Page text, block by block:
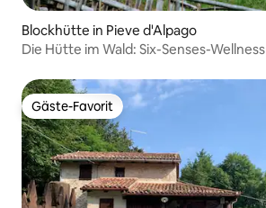
Blockhütte in Pieve d'Alpago
Die Hütte im Wald: Six-Senses-Wellness
Gäste-Favorit
Gäste-Favorit